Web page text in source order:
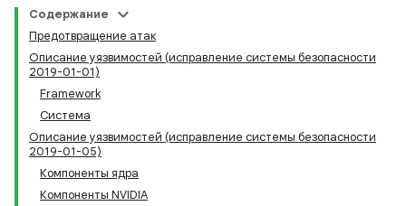
Содержание
Предотвращение атак
Описание уязвимостей (исправление системы безопасности
2019-01-01)
Framework
Система
Описание уязвимостей (исправление системы безопасности
2019-01-05)
Компоненты ядра
Компоненты NVIDIA